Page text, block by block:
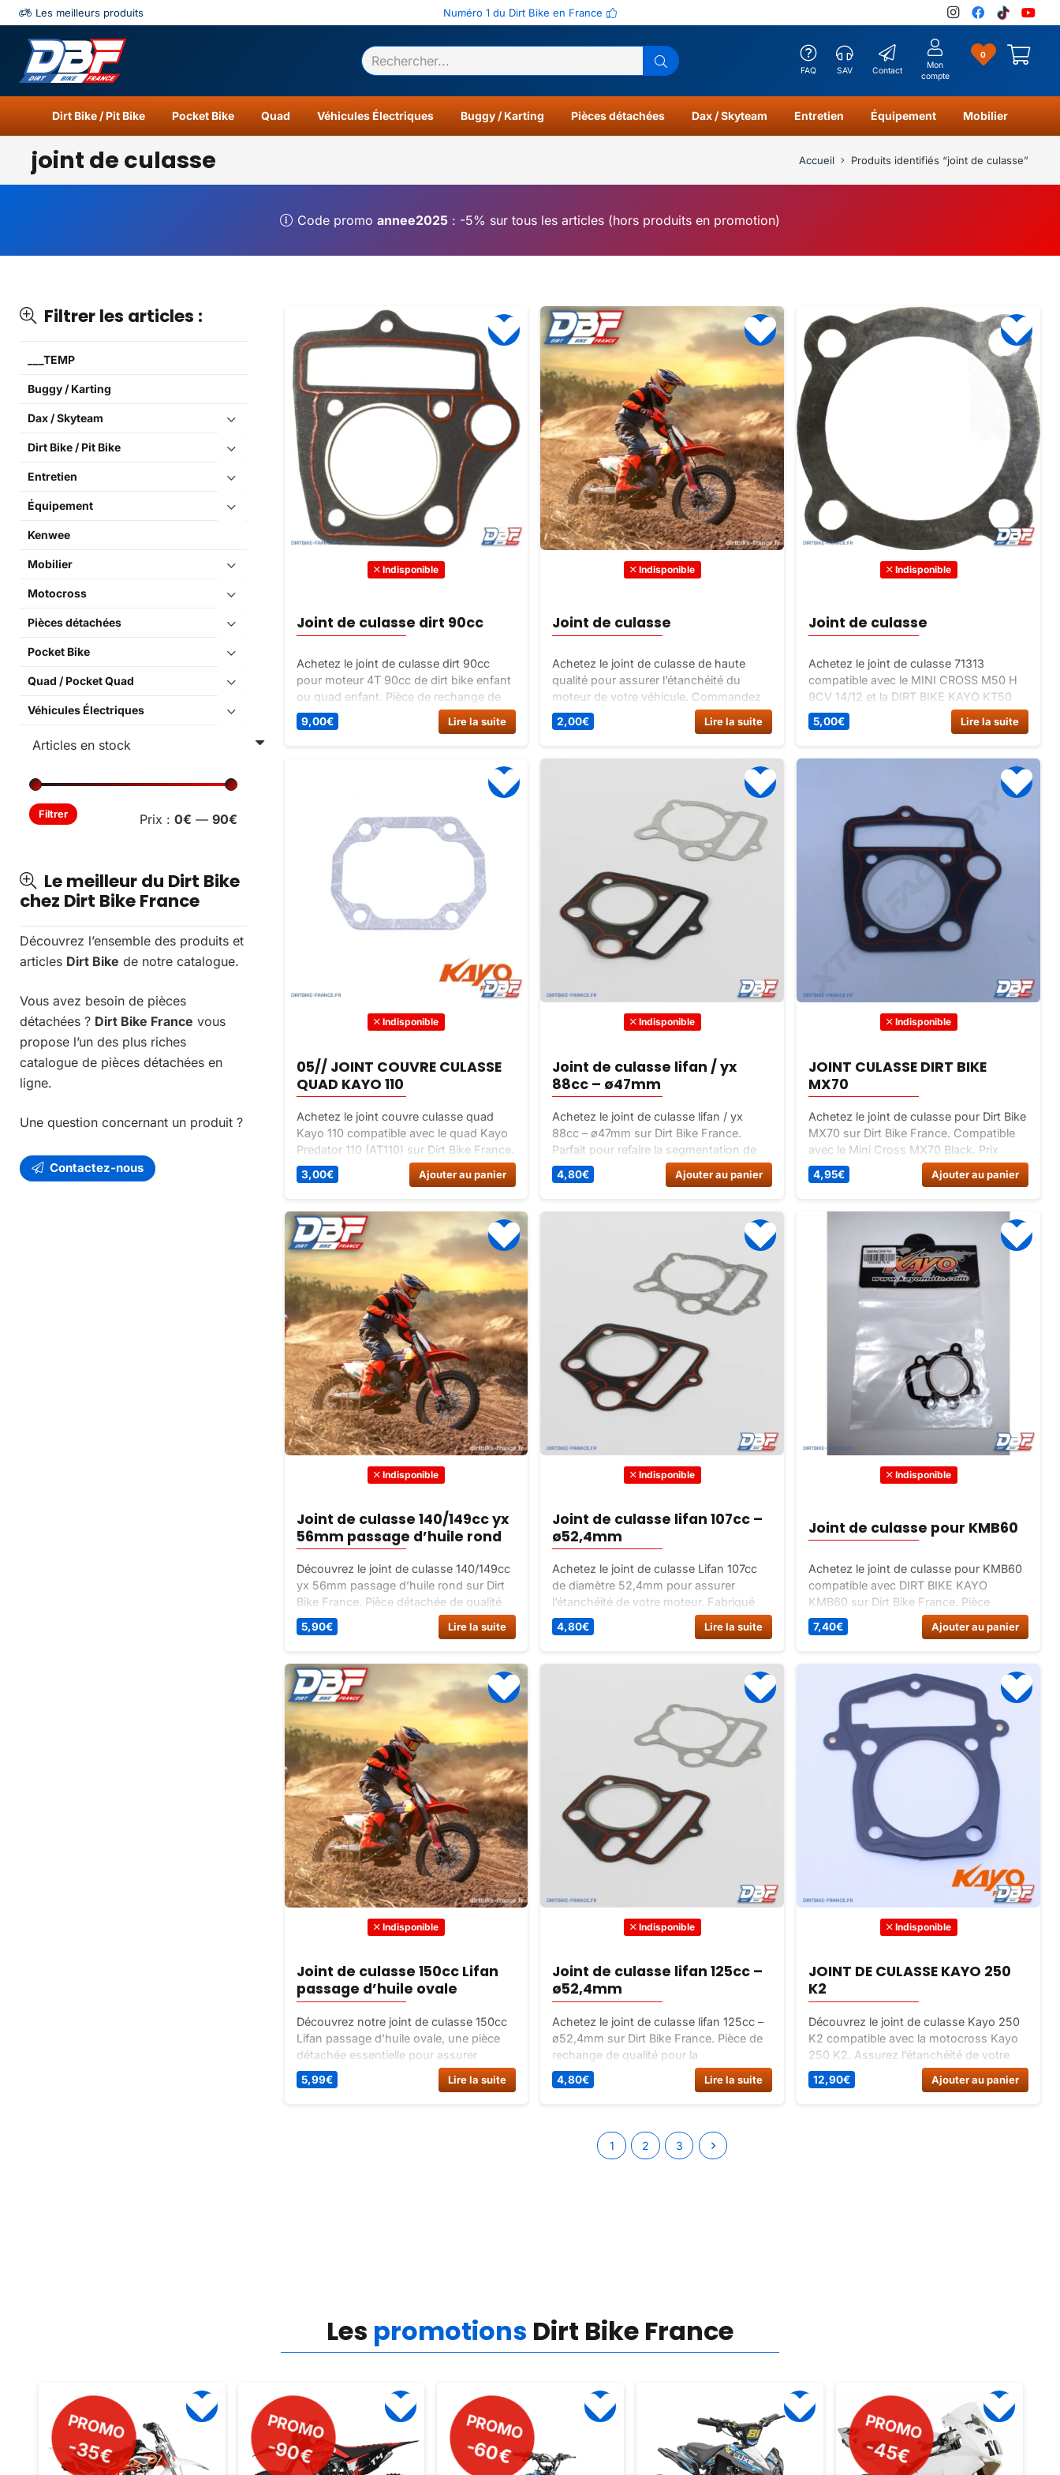
Les meilleurs produits Numéro 1 du Dirt Bike en France
FAQ SAV Contact
Mon
compte
0
Dirt Bike / Pit Bike Pocket Bike Quad Véhicules Électriques Buggy / Karting Pièces détachées Dax / Skyteam Entretien Équipement Mobilier
joint de culasse Accueil Produits identifiés “joint de culasse”
Code promoannee2025 : -5% sur tous les articles (hors produits en promotion)
Filtrer les articles :
___TEMP
Buggy / Karting
Dax / Skyteam
Dirt Bike / Pit Bike
Entretien
Équipement
Kenwee
Mobilier
Motocross
Pièces détachées
Pocket Bike
Quad / Pocket Quad
Véhicules Électriques
Prix
Prix
Filtrer Prix : 0€ — 90€
Le meilleur du Dirt Bike
chez Dirt Bike France
Découvrez l’ensemble des produits et
articles Dirt Bike de notre catalogue.
Vous avez besoin de pièces
détachées ? Dirt Bike France vous
propose l’un des plus riches
catalogue de pièces détachées en
ligne.
Une question concernant un produit ?
Contactez-nous
Indisponible
Joint de culasse dirt 90cc
Achetez le joint de culasse dirt 90cc
pour moteur 4T 90cc de dirt bike enfant
ou quad enfant. Pièce de rechange de
qualité pour moteur 90cc. Diamètre de
47 mm. Livraison rapide.
9,00€ Lire la suite
Indisponible
Joint de culasse
Achetez le joint de culasse de haute
qualité pour assurer l’étanchéité du
moteur de votre véhicule. Commandez
maintenant sur Dirt Bike France et
profitez d’une livraison rapide.
2,00€ Lire la suite
Indisponible
Joint de culasse
Achetez le joint de culasse 71313
compatible avec le MINI CROSS M50 H
9CV 14/12 et la DIRT BIKE KAYO KT50
14/12 à un prix avantageux sur Dirt Bike
France. Assurez l’étanchéité de votre
haute qualité.
5,00€ Lire la suite
Indisponible
05// JOINT COUVRE CULASSE
QUAD KAYO 110
Achetez le joint couvre culasse quad
Kayo 110 compatible avec le quad Kayo
Predator 110 (AT110) sur Dirt Bike France.
Assurez l’étanchéité du couvre culasse à
petit prix !
3,00€ Ajouter au panier
Indisponible
Joint de culasse lifan / yx
88cc – ø47mm
Achetez le joint de culasse lifan / yx
88cc – ø47mm sur Dirt Bike France.
Parfait pour refaire la segmentation de
votre moteur, ce joint de culasse de
qualité assure une étanchéité optimale.
4,80€ Ajouter au panier
Indisponible
JOINT CULASSE DIRT BIKE
MX70
Achetez le joint de culasse pour Dirt Bike
MX70 sur Dirt Bike France. Compatible
avec le Mini Cross MX70 Black. Prix
attractif de 4.95 euros. Livraison rapide.
4,95€ Ajouter au panier
Indisponible
Joint de culasse 140/149cc yx
56mm passage d’huile rond
Découvrez le joint de culasse 140/149cc
yx 56mm passage d’huile rond sur Dirt
Bike France. Pièce détachée de qualité
pour moteurs YX. Commandez au
meilleur prix !
5,90€ Lire la suite
Indisponible
Joint de culasse lifan 107cc –
ø52,4mm
Achetez le joint de culasse Lifan 107cc
de diamètre 52,4mm pour assurer
l’étanchéité de votre moteur. Fabriqué
avec des matériaux de qualité, ce joint
garantit des performances optimales et
4,80€ Lire la suite
Indisponible
Joint de culasse pour KMB60
Achetez le joint de culasse pour KMB60
compatible avec DIRT BIKE KAYO
KMB60 sur Dirt Bike France. Pièce
détachée de qualité pour assurer
l’étanchéité de la chambre de
7,40€ Ajouter au panier
Indisponible
Joint de culasse 150cc Lifan
passage d’huile ovale
Découvrez notre joint de culasse 150cc
Lifan passage d’huile ovale, une pièce
détachée essentielle pour assurer
l’étanchéité de votre moteur. Facile à
installer et durable, ce joint de culasse
5,99€ Lire la suite
Indisponible
Joint de culasse lifan 125cc –
ø52,4mm
Achetez le joint de culasse lifan 125cc –
ø52,4mm sur Dirt Bike France. Pièce de
rechange de qualité pour la
segmentation et le piston de votre
moteur. Livraison rapide.
4,80€ Lire la suite
Indisponible
JOINT DE CULASSE KAYO 250
K2
Découvrez le joint de culasse Kayo 250
K2 compatible avec la motocross Kayo
250 K2. Assurez l’étanchéité de votre
moteur avec ce joint de culasse de
haute qualité. Facile à installer et
12,90€ Ajouter au panier
1 2 3
Les promotions Dirt Bike France
PROMO
-90€
PROMO
-60€
PROMO
-45€
PROMO
-115€
Catégories Résultats 0